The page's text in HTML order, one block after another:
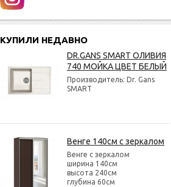
КУПИЛИ НЕДАВНО
DR.GANS SMART ОЛИВИЯ
740 МОЙКА ЦВЕТ БЕЛЫЙ
Производитель: Dr. Gans
SMART
Венге 140см с зеркалом
Венге с зеркалом
ширина 140см
высота 240см
глубина 60см